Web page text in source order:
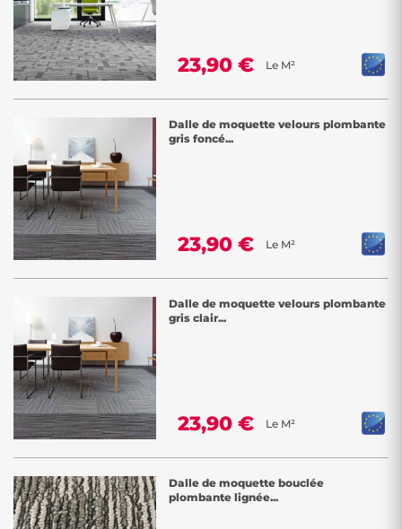
23,90 € Le M²
Dalle de moquette velours plombante
gris foncé...
23,90 € Le M²
Dalle de moquette velours plombante
gris clair...
23,90 € Le M²
Dalle de moquette bouclée
plombante lignée...